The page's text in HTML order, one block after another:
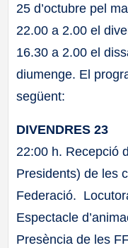
25 d’octubre pel
22.00 a 2.00 el
16.30 a 2.00 el
diumenge. El
següent:
DIVENDRES 23
22:00 h. Recepció
Presidents) de les
Federació.
Espectacle
Presència de les